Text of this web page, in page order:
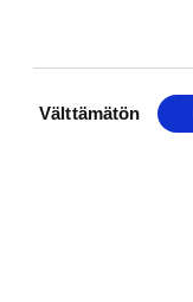
Välttämätön